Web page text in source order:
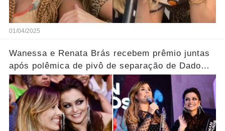
01/04/2025
Wanessa e Renata Brás recebem prêmio juntas
após polêmica de pivô de separação de Dado
Dolabella